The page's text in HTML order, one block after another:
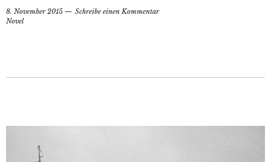
8. November 2015
Schreibe einen Kommentar
Novel